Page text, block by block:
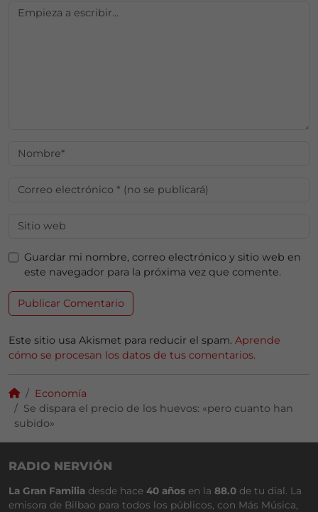
Guardar mi nombre, correo electrónico y sitio web en
este navegador para la próxima vez que comente.
Este sitio usa Akismet para reducir el spam. Aprende
cómo se procesan los datos de tus comentarios.
Economía
Se dispara el precio de los huevos: «pero cuanto han
subido»
RADIO NERVIÓN
La Gran Familia desde hace 40 años en la 88.0 de tu dial. La
emisora de Bilbao para todos los públicos, con Más Música,